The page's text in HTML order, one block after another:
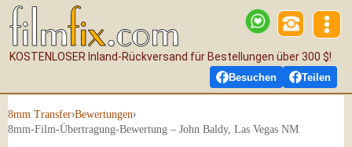
Besuchen Teilen
KOSTENLOSER Inland-Rückversand für Bestellungen über 300 $!
8mm Transfer›Bewertungen›
8mm-Film-Übertragung-Bewertung – John Baldy, Las Vegas NM